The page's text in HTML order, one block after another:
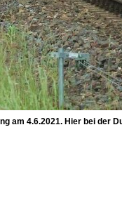
am 4.6.2021. Hier bei